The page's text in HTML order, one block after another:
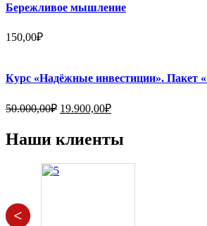
Бережливое мышление
150,00₽
Курс «Надёжные инвестиции». Пакет
50.000,00₽ Первоначальная
50.000,00₽.
19.900,00₽Текущая
Наши клиенты
<